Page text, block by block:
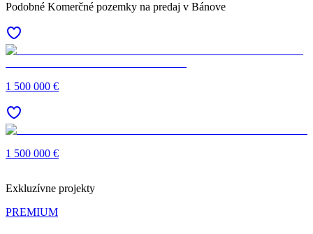
Podobné Komerčné pozemky na predaj v Bánove
1 500 000 €
1 500 000 €
Exkluzívne projekty
PREMIUM